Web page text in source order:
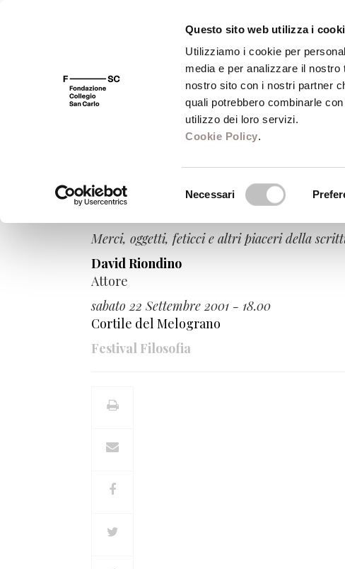
Questo sito web utilizza i
Utilizziamo i cookie per
media e per analizzare il
nostro sito con i nostri partner
quali potrebbero combinarle
utilizzo dei loro servizi.
Cookie Policy.
Necessari
FSC 400 Fondazione Biblioteca
Sabato Modena
Consumi letterari
Merci, oggetti, feticci e altri piaceri della
David Riondino
Attore
sabato 22 Settembre 2001 - 18.00
Cortile del Melograno
Festival Filosofia